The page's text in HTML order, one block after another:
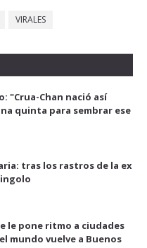
VIRALES
"Crua-Chan nació así
quinta para sembrar ese
tras los rastros de la ex
le pone ritmo a ciudades
mundo vuelve a Buenos